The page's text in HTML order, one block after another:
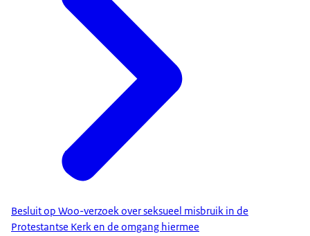
Besluit op Woo-verzoek over seksueel misbruik in de
Protestantse Kerk en de omgang hiermee